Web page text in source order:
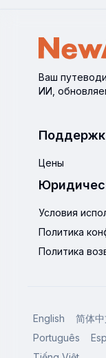
Ваш
ИИ,
Цены
Условия
Политика
Политика
English 简体中
Português